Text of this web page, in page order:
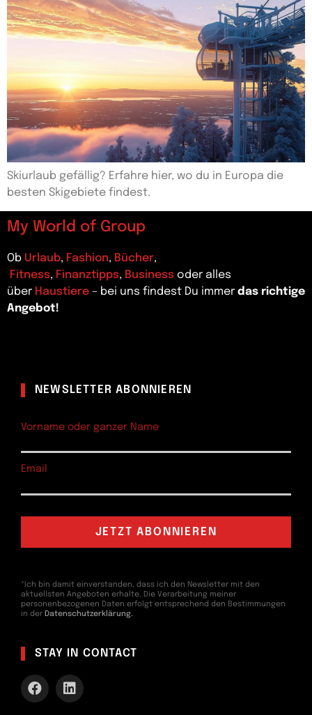
Skiurlaub gefällig? Erfahre hier, wo du in Europa die
besten Skigebiete findest.
My World of Group
Ob Urlaub, Fashion, Bücher,
Fitness, Finanztipps, Business oder alles
über Haustiere – bei uns findest Du immer das richtige
Angebot!
STAY IN CONTACT
NEWSLETTER ABONNIEREN
Vorname oder ganzer Name
Email
*Ich bin damit einverstanden, dass ich den Newsletter mit den
aktuellsten Angeboten erhalte. Die Verarbeitung meiner
personenbezogenen Daten erfolgt entsprechend den Bestimmungen
in der Datenschutzerklärung.